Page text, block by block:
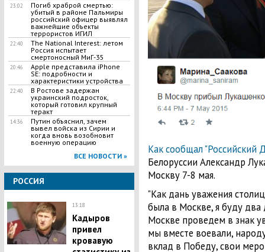
23:02
Погиб храброй смертью:
убитый в районе Пальмиры
российский офицер выявлял
важнейшие объекты
террористов ИГИЛ
22:40
The National Interest: летом
Россия испытает
смертоносный МиГ-35
20:46
Apple представила iPhone
SE: подробности и
характеристики устройства
22:40
В Ростове задержан
украинский подросток,
который готовил крупный
теракт
14:36
Путин объяснил, зачем
вывел войска из Сирии и
когда вновь возобновит
военную операцию
ВСЕ НОВОСТИ »
РОССИЯ
13:18
Кадыров
привел
кровавую
Как сообщал "Российский
Белоруссии Александр
Москву 7-8 мая.
"Как дань уважения
была в Москве, я буду два
Москве проведем в знак
мы вместе воевали,
вклад в Победу, свои